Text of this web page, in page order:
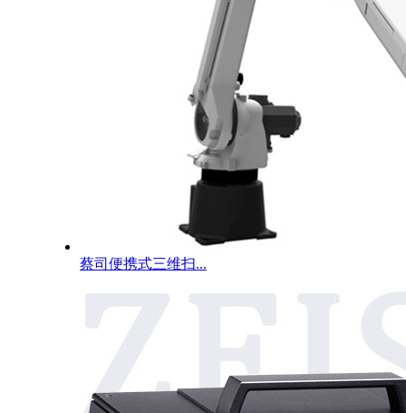
蔡司便携式三维扫...